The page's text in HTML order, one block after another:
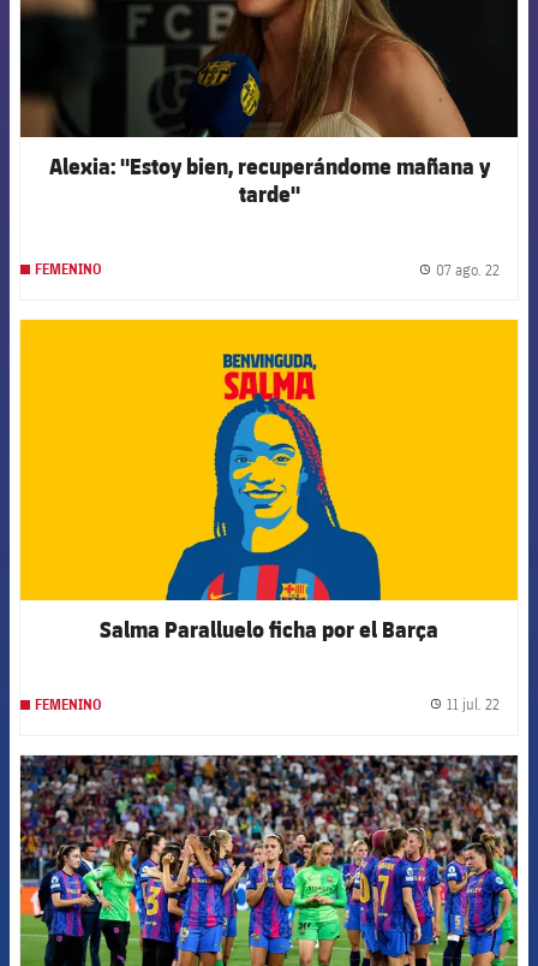
Alexia: "Estoy bien, recuperándome mañana y
tarde"
FEMENINO 07 ago. 22
Salma Paralluelo ficha por el Barça
FEMENINO 11 jul. 22
FCB Barcelona badge